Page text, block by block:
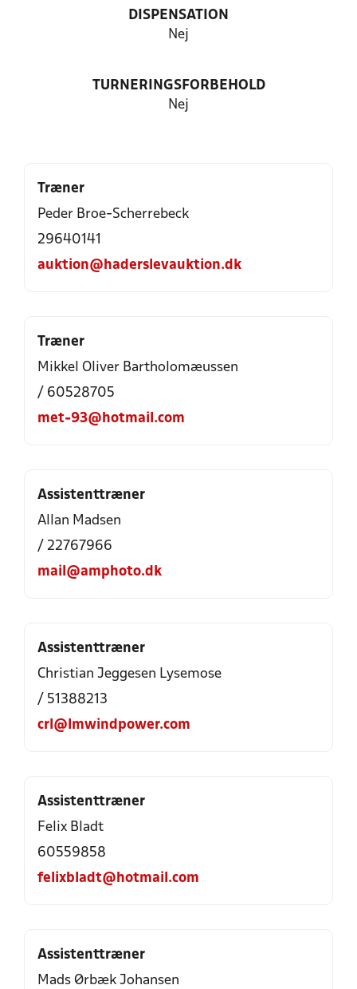
DISPENSATION
Nej
TURNERINGSFORBEHOLD
Nej
Træner
Peder Broe-Scherrebeck
29640141
auktion@haderslevauktion.dk
Træner
Mikkel Oliver Bartholomæussen
/ 60528705
met-93@hotmail.com
Assistenttræner
Allan Madsen
/ 22767966
mail@amphoto.dk
Assistenttræner
Christian Jeggesen Lysemose
/ 51388213
crl@lmwindpower.com
Assistenttræner
Felix Bladt
60559858
felixbladt@hotmail.com
Assistenttræner
Mads Ørbæk Johansen